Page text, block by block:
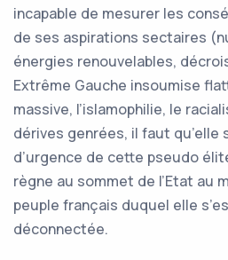
incapable de mesurer les
de ses aspirations sectaires
énergies renouvelables,
Extrême Gauche insoumise
massive, l’islamophilie, le
dérives genrées, il faut qu’elle
d’urgence de cette pseudo
règne au sommet de l’Etat au
peuple français duquel elle
déconnectée.